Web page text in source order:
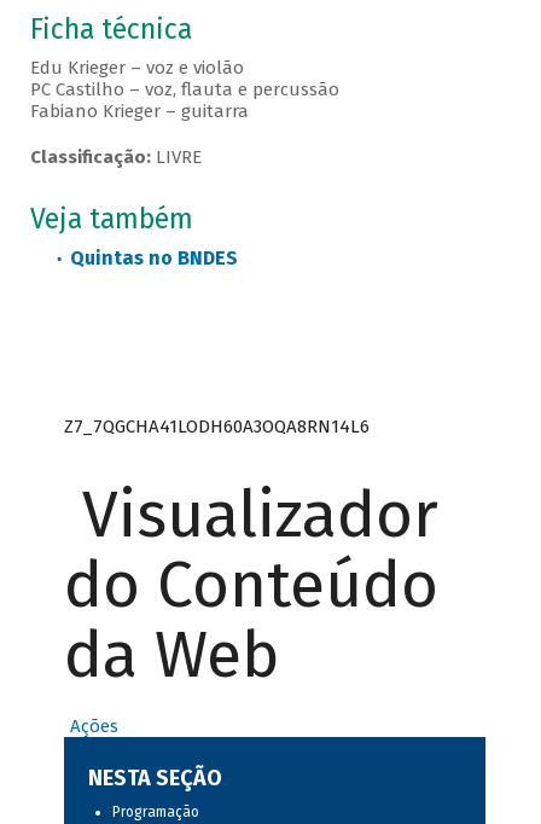
Ficha técnica
Edu Krieger – voz e violão
PC Castilho – voz, flauta e percussão
Fabiano Krieger – guitarra
Classificação:LIVRE
Veja também
Quintas no BNDES
Z7_7QGCHA41LODH60A3OQA8RN14L6
Visualizador
do Conteúdo
da Web
Ações
NESTA SEÇÃO
Programação